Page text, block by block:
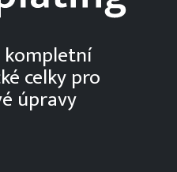
kompletní
celky pro
úpravy